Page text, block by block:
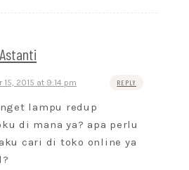
15, 2015 at 9:14 pm REPLY
lampu redup
di mana ya? apa perlu
cari di toko online ya